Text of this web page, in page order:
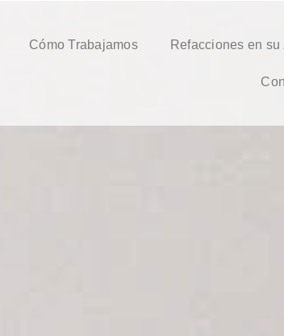
Cómo Trabajamos Refacciones en su